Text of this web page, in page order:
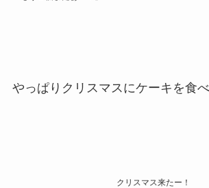
やっぱりクリスマスにケーキを食べ
クリスマス来たー！